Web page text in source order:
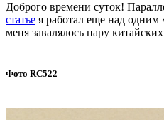
Доброго времени суток!
статье я работал еще над
меня завалялось пару
Фото RC522